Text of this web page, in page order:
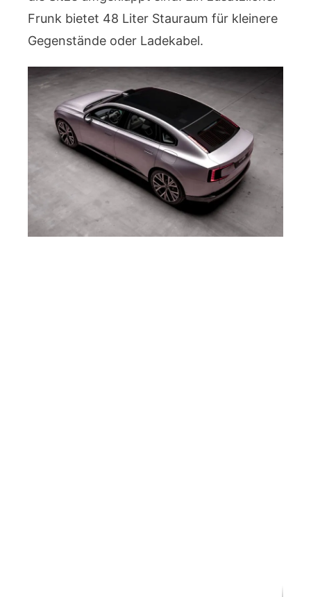
Frunk bietet 48 Liter Stauraum für kleinere
Gegenstände oder Ladekabel.